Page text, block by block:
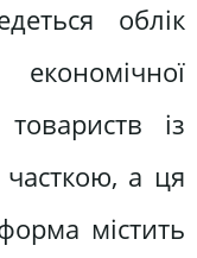
облік
із
а ця
містить